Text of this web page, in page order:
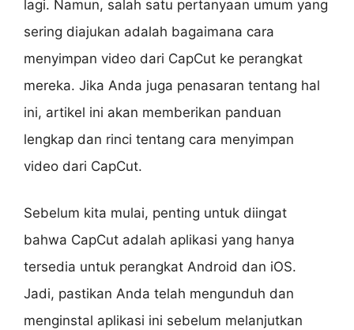
lagi. Namun, salah satu pertanyaan umum yang
sering diajukan adalah bagaimana cara
menyimpan video dari CapCut ke perangkat
mereka. Jika Anda juga penasaran tentang hal
ini, artikel ini akan memberikan panduan
lengkap dan rinci tentang cara menyimpan
video dari CapCut.
Sebelum kita mulai, penting untuk diingat
bahwa CapCut adalah aplikasi yang hanya
tersedia untuk perangkat Android dan iOS.
Jadi, pastikan Anda telah mengunduh dan
menginstal aplikasi ini sebelum melanjutkan